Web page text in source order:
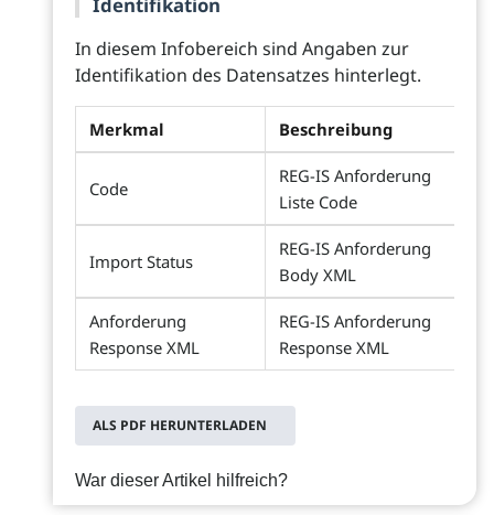
In diesem Infobereich sind Angaben zur
Identifikation des Datensatzes hinterlegt.
Merkmal Beschreibung
Code
REG-IS Anforderung
Liste Code
Import Status
REG-IS Anforderung
Body XML
Anforderung
Response XML
REG-IS Anforderung
Response XML
ALS PDF HERUNTERLADEN
War dieser Artikel hilfreich?